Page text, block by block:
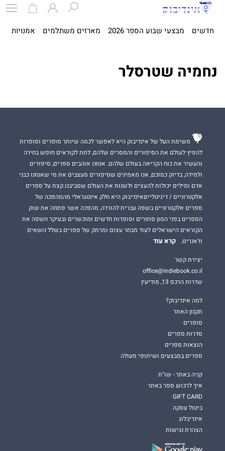
חדשים מבצעי שבוע הספר 2026 מארזים משתלמים אמנויות
נחמיה שטרסלר
משימת העל של אינדיבוק היא לאפשר לכמה שיותר סופרים וסופרות
להפיץ לעולם את הסיפורים והמסרים שלהם, לתת לקוראים חופש בחירה
והעשיר את כוח הקריאה בעולם שלהם. אנחנו אוהבים ספרים, סיפורים
ולמידה, בדיוק כמוכם, אנו מאמינים שסיפורים מעצבים את מי שאנחנו כבני
אדם ומילים יכולות להעצים ולשנות את העולם שסביבנו.קצת על ספרים
אלקטרוניים / דיגיטלייםאינדיבוק היא חלק אינטגראלי מהמהפכה של
ספרים אלקטרוניים בשפה עברית להורדה, מהפכה אשר פתחה את שוק
הספרים בפני המון סופרים וסופרות חדשים ומוכשרים ובעיקר חשפה את
הקוראים הישראלים לעוד מבחר עצום ומרתק של ספרים בשלל נושאים
וז'אנרים.
קרא עוד
יצירת קשר
office@indiebook.co.il
שדרות הרכס 13, מודיעין
למה אינדיבוק?
תקנון האתר
סופרים
סדרות ספרים
הוצאות ספרים
ספרים במבצעים ושיתופי פעולה
קניה באתר - שו"ת
איך לרכוש ספר באתר
GIFT CARD
ביטול עסקה
אינדיבלוג
הצהרת נגישות